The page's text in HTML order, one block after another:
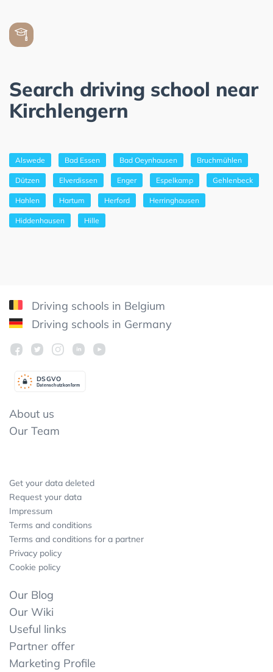
Search driving school near
Kirchlengern
Alswede Bad Essen Bad Oeynhausen Bruchmühlen
Dützen Elverdissen Enger Espelkamp Gehlenbeck
Hahlen Hartum Herford Herringhausen
Hiddenhausen Hille
Driving schools in Belgium
Driving schools in Germany
Datenschutzkonform
DSGVO
About us
Our Team
Get your data deleted
Request your data
Impressum
Terms and conditions
Terms and conditions for a partner
Privacy policy
Cookie policy
Our Blog
Our Wiki
Useful links
Partner offer
Marketing Profile